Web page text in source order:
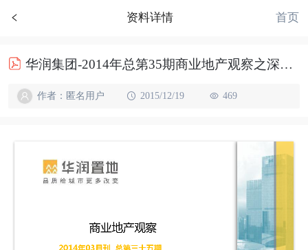
资料详情 首页
华润集团-2014年总第35期商业地产观察之深圳76p
作者：匿名用户 2015/12/19 469